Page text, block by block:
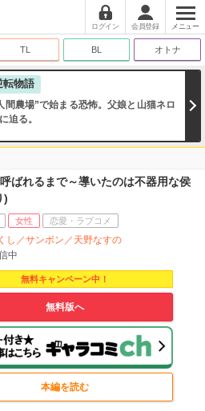
ログイン 会員登録 メニュー
TL BL オトナ
転物語
間農場”で始まる恐怖。父娘と山猫ネロ
迫る。
ばれるまで～導いたのは不器用な侯
)
女性 恋愛・ラブコメ
し／サンボン／天野なすの
中
無料キャンペーン中！
無料版へ
本編を読む